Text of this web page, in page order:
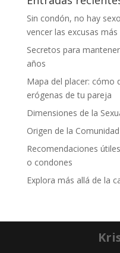
Sin condón, no hay
vencer las excusas
Secretos para
años
Mapa del placer: cómo
erógenas de tu pareja
Dimensiones de la
Origen de la
Recomendaciones
o condones
Explora más allá de la